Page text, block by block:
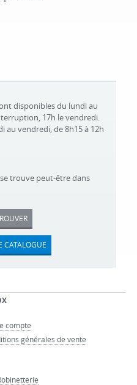
disponibles du lundi au
17h le vendredi.
au vendredi, de 8h15 à 12h
trouve peut-être dans
CATALOGUE
compte
générales de vente